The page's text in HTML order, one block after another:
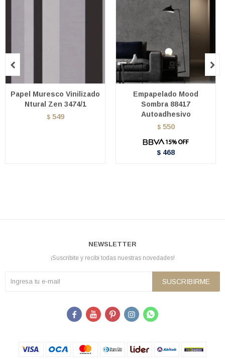
Papel Muresco Vinilizado
Ntural Zen 3474/1
$ 549
Empapelado Mood
Sombra 88417
Autoadhesivo
$ 550
$ 468
 
NEWSLETTER
¡Suscribite y recibí todas nuestras novedades!
SUSCRIBIRME
    